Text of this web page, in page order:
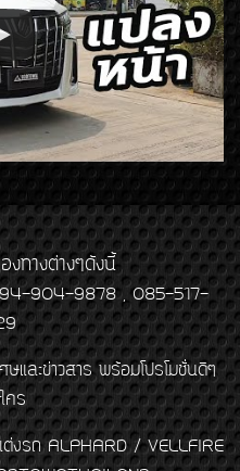
งทางต่างๆดังนี้
904-9878 , 085-517-
และข่าวสาร พร้อมโปรโมชั่นดีๆ
คร
งรถ ALPHARD / VELLFIRE